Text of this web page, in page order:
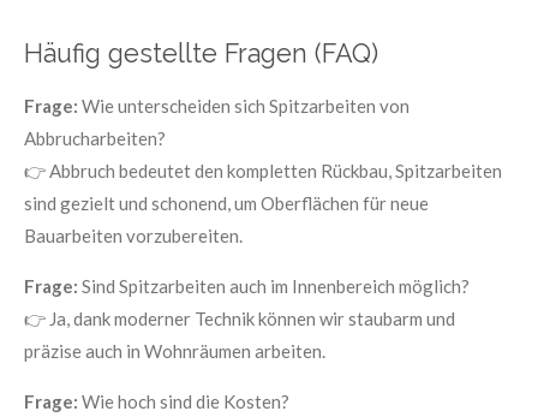
Häufig gestellte Fragen (FAQ)
Frage: Wie unterscheiden sich Spitzarbeiten von
Abbrucharbeiten?
👉 Abbruch bedeutet den kompletten Rückbau, Spitzarbeiten
sind gezielt und schonend, um Oberflächen für neue
Bauarbeiten vorzubereiten.
Frage: Sind Spitzarbeiten auch im Innenbereich möglich?
👉 Ja, dank moderner Technik können wir staubarm und
präzise auch in Wohnräumen arbeiten.
Frage: Wie hoch sind die Kosten?